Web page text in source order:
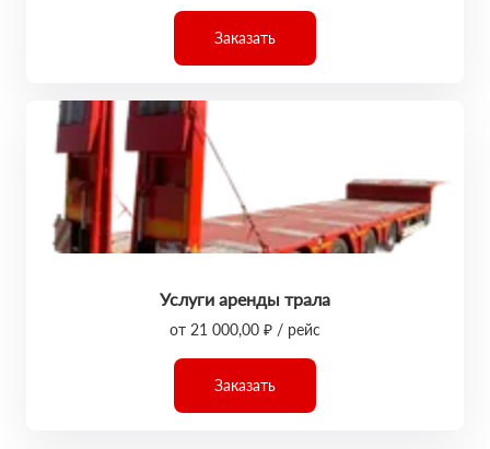
Заказать
Услуги аренды трала
от 21 000,00 ₽ / рейс
Заказать